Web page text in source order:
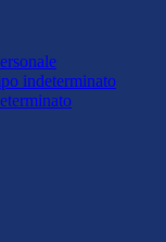
indeterminato